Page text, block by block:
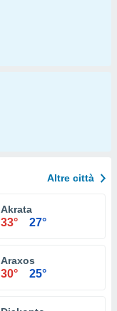
Altre città
Akrata
33° 27°
Araxos
30° 25°